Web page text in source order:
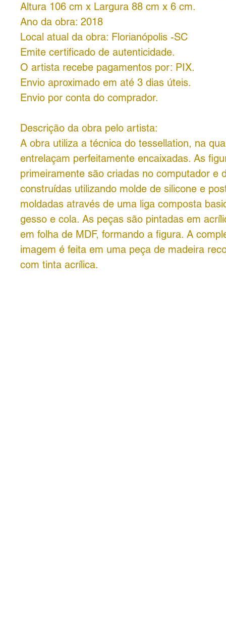
Altura 106 cm x Largura 88 cm x 6 cm.
Ano da obra: 2018
Local atual da obra: Florianópolis -SC
Emite certificado de autenticidade.
O artista recebe pagamentos por: PIX.
Envio aproximado em até 3 dias úteis.
Envio por conta do comprador.
Descrição da obra pelo artista:
A obra utiliza a técnica do tessellation, na
entrelaçam perfeitamente encaixadas. As
primeiramente são criadas no computador e
construídas utilizando molde de silicone e
moldadas através de uma liga composta
gesso e cola. As peças são pintadas em
em folha de MDF, formando a figura. A
imagem é feita em uma peça de madeira
com tinta acrílica.